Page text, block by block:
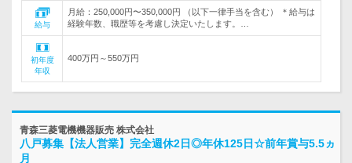
給与
月給：250,000円〜350,000円 （以下一律手当を含む） ＊給与は
経験年数、職歴等を考慮し決定いたします。…
初年度
年収
400万円～550万円
青森三菱電機機器販売 株式会社
八戸募集【法人営業】完全週休2日◎年休125日☆前年賞与5.5ヵ
月